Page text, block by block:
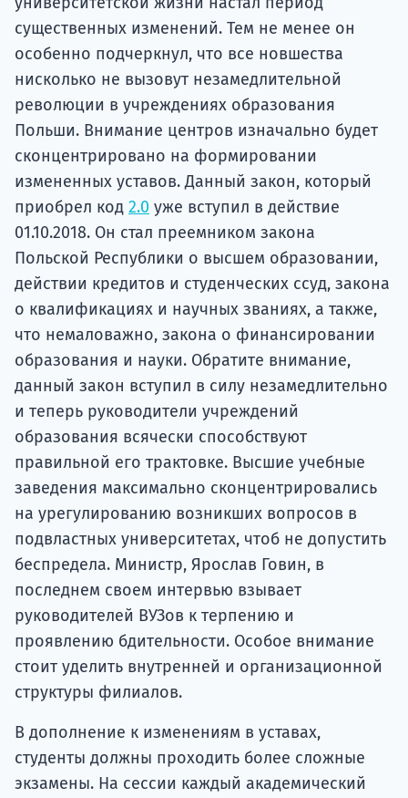
существенных изменений. Тем не менее он
особенно подчеркнул, что все новшества
нисколько не вызовут незамедлительной
революции в учреждениях образования
Польши. Внимание центров изначально будет
сконцентрировано на формировании
измененных уставов. Данный закон, который
приобрел код 2.0 уже вступил в действие
01.10.2018. Он стал преемником закона
Польской Республики о высшем образовании,
действии кредитов и студенческих ссуд, закона
о квалификациях и научных званиях, а также,
что немаловажно, закона о финансировании
образования и науки. Обратите внимание,
данный закон вступил в силу незамедлительно
и теперь руководители учреждений
образования всячески способствуют
правильной его трактовке. Высшие учебные
заведения максимально сконцентрировались
на урегулированию возникших вопросов в
подвластных университетах, чтоб не допустить
беспредела. Министр, Ярослав Говин, в
последнем своем интервью взывает
руководителей ВУЗов к терпению и
проявлению бдительности. Особое внимание
стоит уделить внутренней и организационной
структуры филиалов.
В дополнение к изменениям в уставах,
студенты должны проходить более сложные
экзамены. На сессии каждый академический